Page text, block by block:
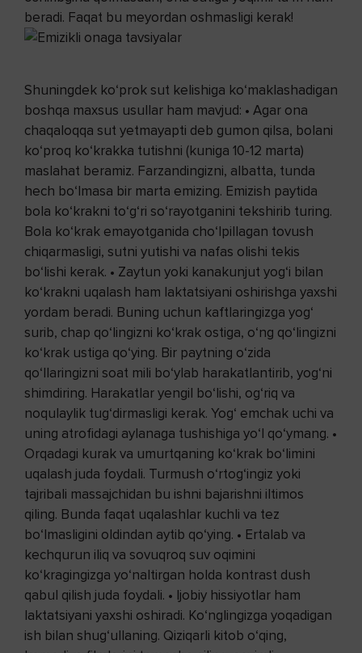
beradi. Faqat bu meyordan oshmasligi kerak!
Shuningdek ko‘prok sut kelishiga ko‘maklashadigan
boshqa maxsus usullar ham mavjud: • Agar ona
chaqaloqqa sut yetmayapti deb gumon qilsa, bolani
ko‘proq ko‘krakka tutishni (kuniga 10-12 marta)
maslahat beramiz. Farzandingizni, albatta, tunda
hech bo‘lmasa bir marta emizing. Emizish paytida
bola ko‘krakni to‘g‘ri so‘rayotganini tekshirib turing.
Bola ko‘krak emayotganida cho‘lpillagan tovush
chiqarmasligi, sutni yutishi va nafas olishi tekis
bo‘lishi kerak. • Zaytun yoki kanakunjut yog‘i bilan
ko‘krakni uqalash ham laktatsiyani oshirishga yaxshi
yordam beradi. Buning uchun kaftlaringizga yog‘
surib, chap qo‘lingizni ko‘krak ostiga, o‘ng qo‘lingizni
ko‘krak ustiga qo‘ying. Bir paytning o‘zida
qo‘llaringizni soat mili bo‘ylab harakatlantirib, yog‘ni
shimdiring. Harakatlar yengil bo‘lishi, og‘riq va
noqulaylik tug‘dirmasligi kerak. Yog‘ emchak uchi va
uning atrofidagi aylanaga tushishiga yo‘l qo‘ymang. •
Orqadagi kurak va umurtqaning ko‘krak bo‘limini
uqalash juda foydali. Turmush o‘rtog‘ingiz yoki
tajribali massajchidan bu ishni bajarishni iltimos
qiling. Bunda faqat uqalashlar kuchli va tez
bo‘lmasligini oldindan aytib qo‘ying. • Ertalab va
kechqurun iliq va sovuqroq suv oqimini
ko‘kragingizga yo‘naltirgan holda kontrast dush
qabul qilish juda foydali. • Ijobiy hissiyotlar ham
laktatsiyani yaxshi oshiradi. Ko‘nglingizga yoqadigan
ish bilan shug‘ullaning. Qiziqarli kitob o‘qing,